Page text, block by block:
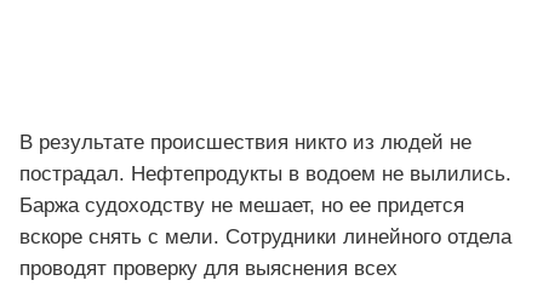
В результате происшествия никто из людей не
пострадал. Нефтепродукты в водоем не вылились.
Баржа судоходству не мешает, но ее придется
вскоре снять с мели. Сотрудники линейного отдела
проводят проверку для выяснения всех